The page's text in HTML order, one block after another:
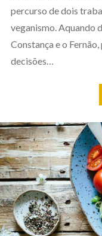
percurso de dois
veganismo. Aquando
Constança e o
decisões…